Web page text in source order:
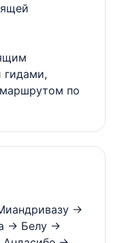
гидами,
по
→
→ Белу →